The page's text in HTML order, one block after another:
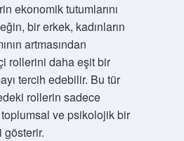
ekonomik tutumlarını
bir erkek, kadınların
artmasından
rollerini daha eşit bir
tercih edebilir. Bu tür
rollerin sadece
ve psikolojik bir